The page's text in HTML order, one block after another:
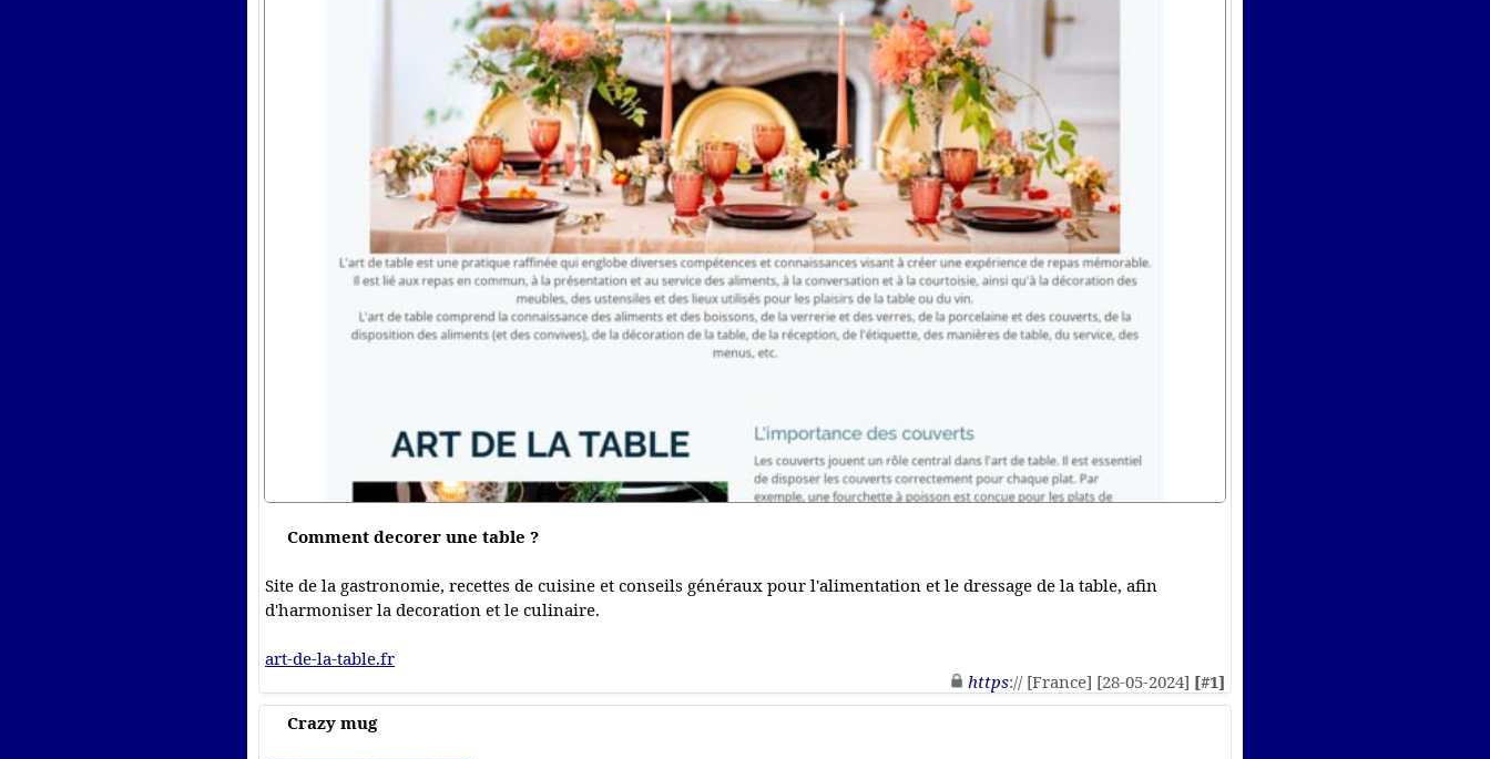
Comment decorer une table ?
Site de la gastronomie, recettes de cuisine et conseils généraux pour l'alimentation et le dressage de la table, afin
d'harmoniser la decoration et le culinaire.
art-de-la-table.fr
https:// [France] [28-05-2024] [#1]
Crazy mug